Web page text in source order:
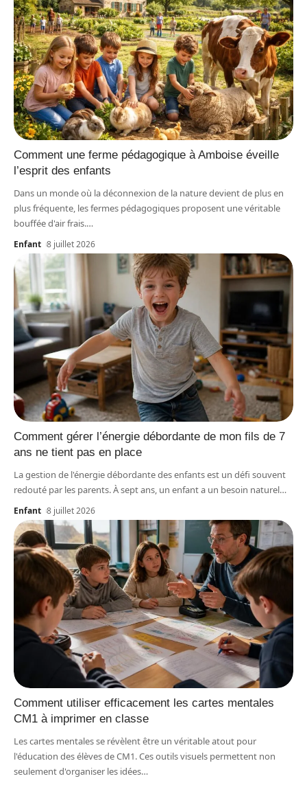
Comment une ferme pédagogique à Amboise éveille
l’esprit des enfants
Dans un monde où la déconnexion de la nature devient de plus en
plus fréquente, les fermes pédagogiques proposent une véritable
bouffée d'air frais.…
Enfant 8 juillet 2026
Comment gérer l’énergie débordante de mon fils de 7
ans ne tient pas en place
La gestion de l'énergie débordante des enfants est un défi souvent
redouté par les parents. À sept ans, un enfant a un besoin naturel…
Enfant 8 juillet 2026
Comment utiliser efficacement les cartes mentales
CM1 à imprimer en classe
Les cartes mentales se révèlent être un véritable atout pour
l'éducation des élèves de CM1. Ces outils visuels permettent non
seulement d'organiser les idées…